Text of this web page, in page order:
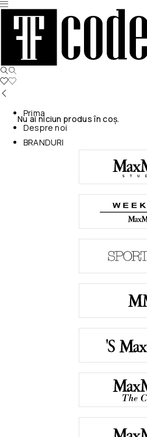
Nu ai niciun produs în coș.
Prima
Despre noi
BRANDURI